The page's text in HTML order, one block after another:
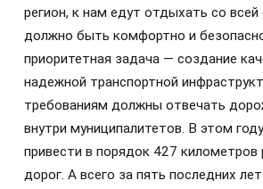
регион, к нам едут отдыхать со
должно быть комфортно и
приоритетная задача — создание
надежной транспортной
требованиям должны отвечать
внутри муниципалитетов. В этом
привести в порядок 427 километров
дорог. А всего за пять последних лет